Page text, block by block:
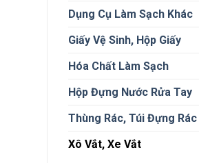
Dụng Cụ Làm Sạch Khác
Giấy Vệ Sinh, Hộp Giấy
Hóa Chất Làm Sạch
Hộp Đựng Nước Rửa Tay
Thùng Rác, Túi Đựng Rác
Xô Vắt, Xe Vắt